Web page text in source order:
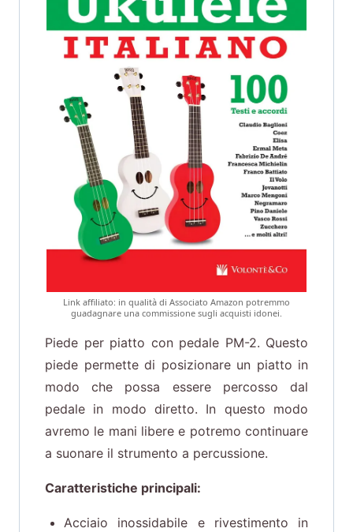
Link affiliato: in qualità di Associato Amazon potremmo
guadagnare una commissione sugli acquisti idonei.
Piede per piatto con pedale PM-2. Questo
piede permette di posizionare un piatto in
modo che possa essere percosso dal
pedale in modo diretto. In questo modo
avremo le mani libere e potremo continuare
a suonare il strumento a percussione.
Caratteristiche principali:
Acciaio inossidabile e rivestimento in